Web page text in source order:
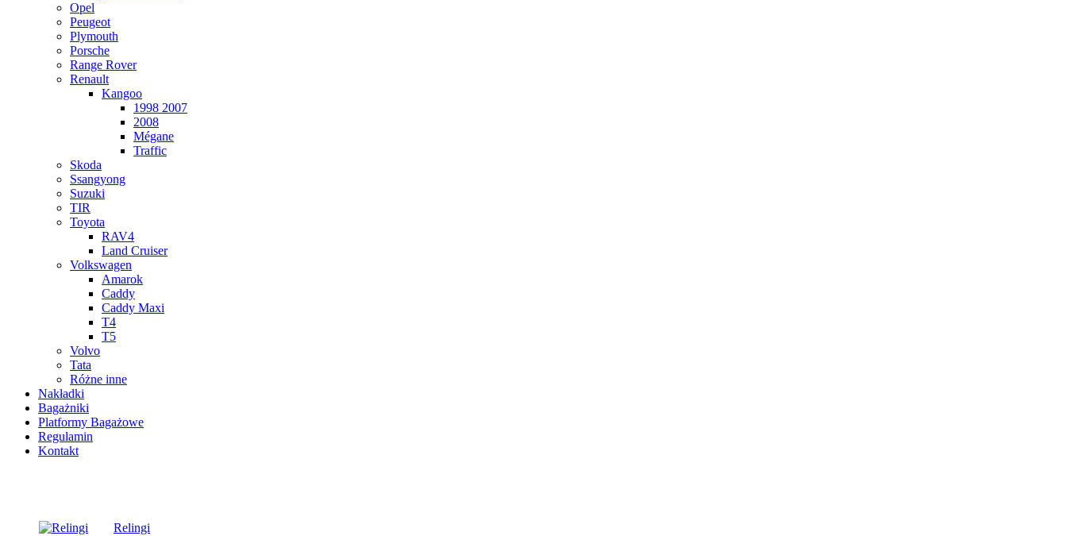
Opel
Peugeot
Plymouth
Porsche
Range Rover
Renault
Kangoo
1998 2007
2008
Mégane
Traffic
Skoda
Ssangyong
Suzuki
TIR
Toyota
RAV4
Land Cruiser
Volkswagen
Amarok
Caddy
Caddy Maxi
T4
T5
Volvo
Tata
Różne inne
Nakładki
Bagażniki
Platformy Bagażowe
Regulamin
Kontakt
Relingi